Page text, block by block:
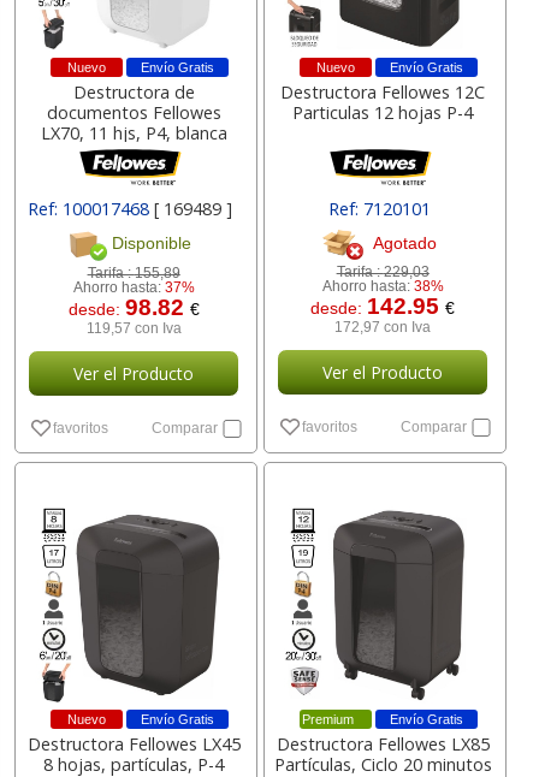
Envío Gratis
Nuevo
Destructora de
documentos Fellowes
LX70, 11 hjs, P4, blanca
Ref: 100017468[ 169489 ]
Disponible
Tarifa :155,89
Ahorro hasta: 37%
desde: 98.82 €
119,57 con Iva
Ver el Producto
favoritos Comparar
Envío Gratis
Nuevo
Destructora Fellowes 12C
Particulas 12 hojas P-4
Ref: 7120101
Agotado
Tarifa :229,03
Ahorro hasta: 38%
desde: 142.95€
172,97 con Iva
Ver el Producto
favoritos Comparar
Envío Gratis
Nuevo
Destructora Fellowes LX45
8 hojas, partículas, P-4
Envío Gratis
Premium
Destructora Fellowes LX85
Partículas, Ciclo 20 minutos